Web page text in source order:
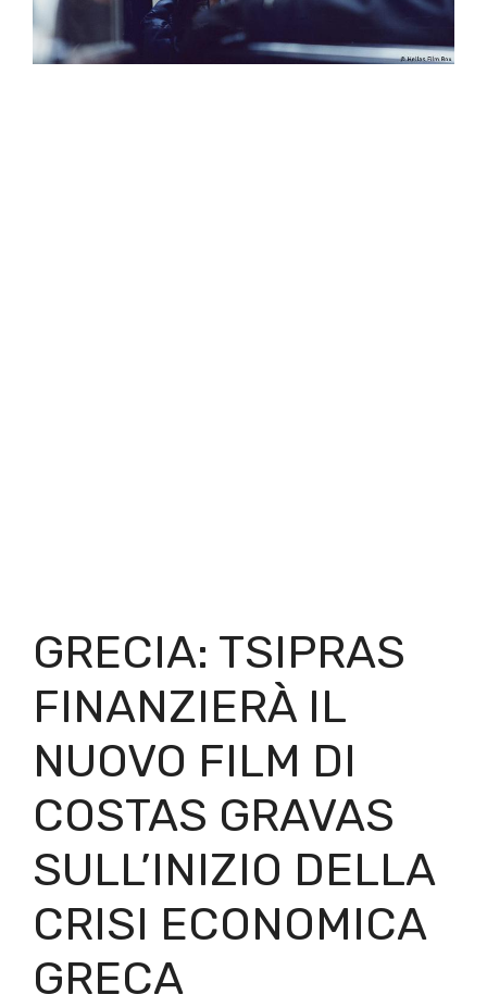
GRECIA: TSIPRAS
FINANZIERÀ IL
NUOVO FILM DI
COSTAS GRAVAS
SULL’INIZIO DELLA
CRISI ECONOMICA
GRECA